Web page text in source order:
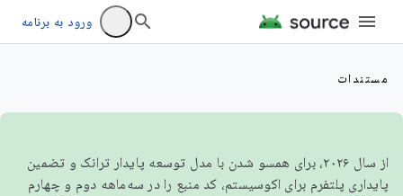
ورود به برنامه
مستندات
از سال ۲۰۲۶، برای همسو شدن با مدل توسعه پایدار ترانک و تضمین
پایداری پلتفرم برای اکوسیستم، کد منبع را در سه‌ماهه دوم و چهارم